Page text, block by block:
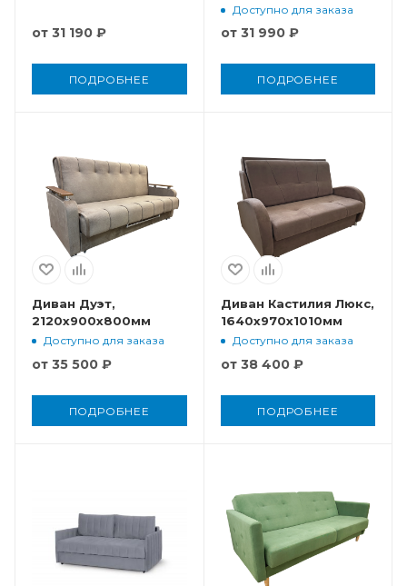
от 31 190 ₽
ПОДРОБНЕЕ
Доступно для заказа
от 31 990 ₽
ПОДРОБНЕЕ
Диван Дуэт,
2120x900x800мм
Доступно для заказа
от 35 500 ₽
ПОДРОБНЕЕ
Диван Кастилия Люкс,
1640x970x1010мм
Доступно для заказа
от 38 400 ₽
ПОДРОБНЕЕ